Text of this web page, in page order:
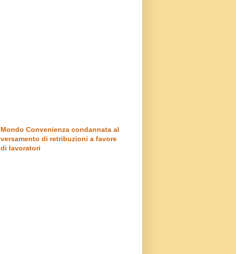
Mondo Convenienza condannata al
versamento di retribuzioni a favore
di lavoratori